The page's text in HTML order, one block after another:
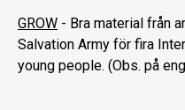
GROW - Bra material från
Salvation Army för fira
young people. (Obs. på